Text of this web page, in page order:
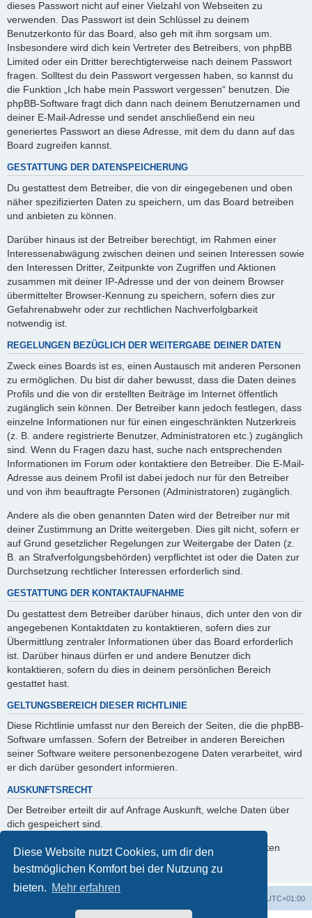
Diese Website nutzt Cookies, um dir den
bestmöglichen Komfort bei der Nutzung zu
bieten. Mehr erfahren
dieses Passwort nicht auf einer Vielzahl von Webseiten zu
verwenden. Das Passwort ist dein Schlüssel zu deinem
Benutzerkonto für das Board, also geh mit ihm sorgsam um.
Insbesondere wird dich kein Vertreter des Betreibers, von phpBB
Limited oder ein Dritter berechtigterweise nach deinem Passwort
fragen. Solltest du dein Passwort vergessen haben, so kannst du
die Funktion „Ich habe mein Passwort vergessen“ benutzen. Die
phpBB-Software fragt dich dann nach deinem Benutzernamen und
deiner E-Mail-Adresse und sendet anschließend ein neu
generiertes Passwort an diese Adresse, mit dem du dann auf das
Board zugreifen kannst.
GESTATTUNG DER DATENSPEICHERUNG
Du gestattest dem Betreiber, die von dir eingegebenen und oben
näher spezifizierten Daten zu speichern, um das Board betreiben
und anbieten zu können.
Darüber hinaus ist der Betreiber berechtigt, im Rahmen einer
Interessenabwägung zwischen deinen und seinen Interessen sowie
den Interessen Dritter, Zeitpunkte von Zugriffen und Aktionen
zusammen mit deiner IP-Adresse und der von deinem Browser
übermittelter Browser-Kennung zu speichern, sofern dies zur
Gefahrenabwehr oder zur rechtlichen Nachverfolgbarkeit
notwendig ist.
REGELUNGEN BEZÜGLICH DER WEITERGABE DEINER DATEN
Zweck eines Boards ist es, einen Austausch mit anderen Personen
zu ermöglichen. Du bist dir daher bewusst, dass die Daten deines
Profils und die von dir erstellten Beiträge im Internet öffentlich
zugänglich sein können. Der Betreiber kann jedoch festlegen, dass
einzelne Informationen nur für einen eingeschränkten Nutzerkreis
(z. B. andere registrierte Benutzer, Administratoren etc.) zugänglich
sind. Wenn du Fragen dazu hast, suche nach entsprechenden
Informationen im Forum oder kontaktiere den Betreiber. Die E-Mail-
Adresse aus deinem Profil ist dabei jedoch nur für den Betreiber
und von ihm beauftragte Personen (Administratoren) zugänglich.
Andere als die oben genannten Daten wird der Betreiber nur mit
deiner Zustimmung an Dritte weitergeben. Dies gilt nicht, sofern er
auf Grund gesetzlicher Regelungen zur Weitergabe der Daten (z.
B. an Strafverfolgungsbehörden) verpflichtet ist oder die Daten zur
Durchsetzung rechtlicher Interessen erforderlich sind.
GESTATTUNG DER KONTAKTAUFNAHME
Du gestattest dem Betreiber darüber hinaus, dich unter den von dir
angegebenen Kontaktdaten zu kontaktieren, sofern dies zur
Übermittlung zentraler Informationen über das Board erforderlich
ist. Darüber hinaus dürfen er und andere Benutzer dich
kontaktieren, sofern du dies in deinem persönlichen Bereich
gestattet hast.
GELTUNGSBEREICH DIESER RICHTLINIE
Diese Richtlinie umfasst nur den Bereich der Seiten, die die phpBB-
Software umfassen. Sofern der Betreiber in anderen Bereichen
seiner Software weitere personenbezogene Daten verarbeitet, wird
er dich darüber gesondert informieren.
AUSKUNFTSRECHT
Der Betreiber erteilt dir auf Anfrage Auskunft, welche Daten über
dich gespeichert sind.
Du kannst jederzeit die Löschung bzw. Sperrung deiner Daten
verlangen. Kontaktiere hierzu bitte den Betreiber.
UTC+01:00